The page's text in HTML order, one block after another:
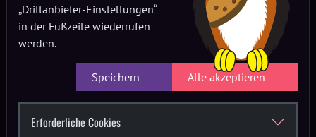
zum Samstag verfassungsfeindliche Parolen
gerufen wurden.
„Drittanbieter-Einstellungen“
in der Fußzeile wiederrufen
werden.
Speichern Alle akzeptieren
Erforderliche Cookies